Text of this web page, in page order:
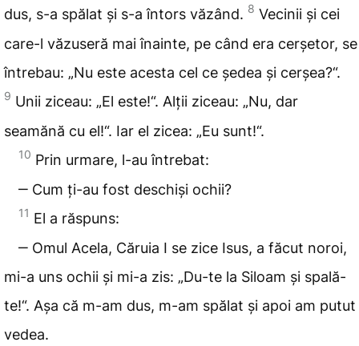
dus, s-a spălat și s-a întors văzând. 8 Vecinii și cei
care-l văzuseră mai înainte, pe când era cerșetor, se
întrebau: „Nu este acesta cel ce ședea și cerșea?“.
9 Unii ziceau: „El este!“. Alții ziceau: „Nu, dar
seamănă cu el!“. Iar el zicea: „Eu sunt!“.
10 Prin urmare, l-au întrebat:
‒ Cum ți-au fost deschiși ochii?
11 El a răspuns:
‒ Omul Acela, Căruia I se zice Isus, a făcut noroi,
mi-a uns ochii și mi-a zis: „Du-te la Siloam și spală-
te!“. Așa că m-am dus, m-am spălat și apoi am putut
vedea.